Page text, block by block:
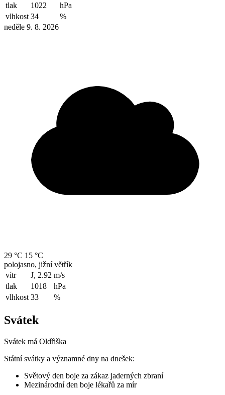
tlak 1022
hPa
vlhkost 34
%
neděle 9. 8. 2026
29 °C 15 °C
polojasno, jižní větřík
vítr
J, 2.92 m/s
tlak
1018
hPa
vlhkost 33 %
Svátek
Svátek má Oldřiška
Státní svátky a významné dny na dnešek:
Světový den boje za zákaz jaderných zbraní
Mezinárodní den boje lékařů za mír